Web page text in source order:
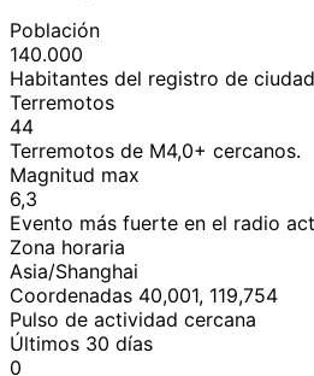
Población
140.000
Habitantes del registro de
Terremotos
44
Terremotos de M4,0+ cercanos.
Magnitud max
6,3
Evento más fuerte en el radio
Zona horaria
Asia/Shanghai
Coordenadas 40,001, 119,754
Pulso de actividad cercana
Últimos 30 días
0